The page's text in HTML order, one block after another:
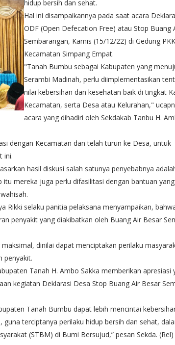
hidup bersih dan sehat.
Hal ini disampaikannya pada saat acara
ODF (Open Defecation Free) atau Stop Buang
Sembarangan, Kamis (15/12/22) di Gedung
Kecamatan Simpang Empat.
"Tanah Bumbu sebagai Kabupaten yang
Serambi Madinah, perlu diimplementasikan
nilai kebersihan dan kesehatan baik di tingkat
Kecamatan, serta Desa atau Kelurahan,"
acara yang dihadiri oleh Sekdakab Tanbu H.
dengan Kecamatan dan telah turun ke Desa, untuk
ini.
hasil diskusi salah satunya penyebabnya
mereka juga perlu difasilitasi dengan bantuan yang
Rikki selaku panitia pelaksana menyampaikan,
penyakit yang diakibatkan oleh Buang Air Besar
dinilai dapat menciptakan perilaku
penyakit.
Tanah H. Ambo Sakka memberikan apresiasi
kegiatan Deklarasi Desa Stop Buang Air Besar
Tanah Bumbu dapat lebih mencintai
terciptanya perilaku hidup bersih dan sehat,
(STBM) di Bumi Bersujud,” pesan Sekda. (Rel)